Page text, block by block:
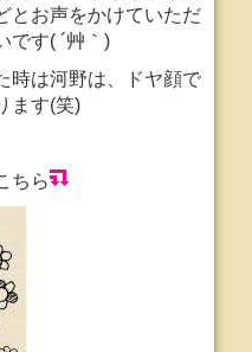
とお声をかけていただ
です( ´艸｀)
時は河野は、ドヤ顔で
ます(笑)
ちら